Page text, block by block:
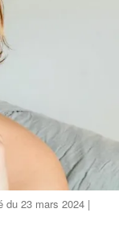
du 23 mars 2024 |